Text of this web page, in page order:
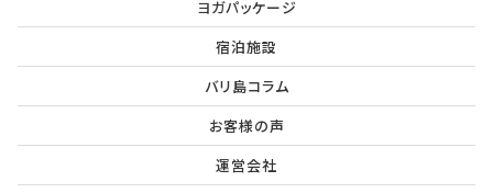
ヨガパッケージ
宿泊施設
バリ島コラム
お客様の声
運営会社